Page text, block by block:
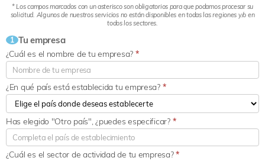
* Los campos marcados con un asterisco son obligatorios para que podamos procesar su
solicitud. Algunos de nuestros servicios no están disponibles en todas las regiones y/o en
todos los sectores.
1 Tu empresa
¿Cuál es el nombre de tu empresa? *
¿En qué país está establecida tu empresa? *
¿Cuál es el sector de actividad de tu empresa?*
Has elegido "Otro país", ¿puedes especificar? *